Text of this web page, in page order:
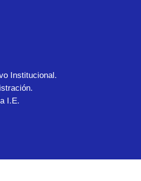
Institucional.
I.E.